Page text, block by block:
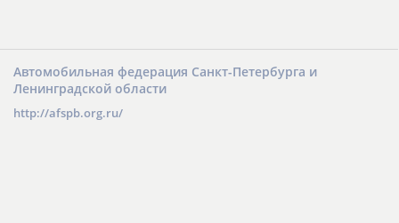
Автомобильная федерация Санкт-Петербурга и
Ленинградской области
http://afspb.org.ru/